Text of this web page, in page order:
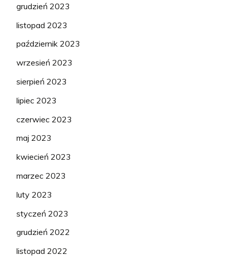
grudzień 2023
listopad 2023
październik 2023
wrzesień 2023
sierpień 2023
lipiec 2023
czerwiec 2023
maj 2023
kwiecień 2023
marzec 2023
luty 2023
styczeń 2023
grudzień 2022
listopad 2022